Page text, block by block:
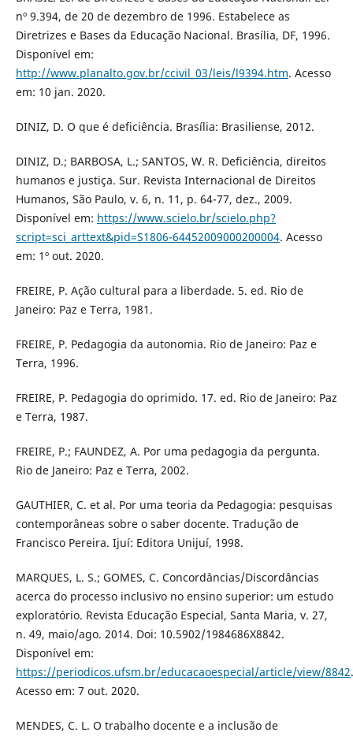
nº 9.394, de 20 de dezembro de 1996. Estabelece as
Diretrizes e Bases da Educação Nacional. Brasília, DF, 1996.
Disponível em:
http://www.planalto.gov.br/ccivil_03/leis/l9394.htm. Acesso
em: 10 jan. 2020.
DINIZ, D. O que é deficiência. Brasília: Brasiliense, 2012.
DINIZ, D.; BARBOSA, L.; SANTOS, W. R. Deficiência, direitos
humanos e justiça. Sur. Revista Internacional de Direitos
Humanos, São Paulo, v. 6, n. 11, p. 64-77, dez., 2009.
Disponível em: https://www.scielo.br/scielo.php?
script=sci_arttext&pid=S1806-64452009000200004. Acesso
em: 1º out. 2020.
FREIRE, P. Ação cultural para a liberdade. 5. ed. Rio de
Janeiro: Paz e Terra, 1981.
FREIRE, P. Pedagogia da autonomia. Rio de Janeiro: Paz e
Terra, 1996.
FREIRE, P. Pedagogia do oprimido. 17. ed. Rio de Janeiro: Paz
e Terra, 1987.
FREIRE, P.; FAUNDEZ, A. Por uma pedagogia da pergunta.
Rio de Janeiro: Paz e Terra, 2002.
GAUTHIER, C. et al. Por uma teoria da Pedagogia: pesquisas
contemporâneas sobre o saber docente. Tradução de
Francisco Pereira. Ijuí: Editora Unijuí, 1998.
MARQUES, L. S.; GOMES, C. Concordâncias/Discordâncias
acerca do processo inclusivo no ensino superior: um estudo
exploratório. Revista Educação Especial, Santa Maria, v. 27,
n. 49, maio/ago. 2014. Doi: 10.5902/1984686X8842.
Disponível em:
https://periodicos.ufsm.br/educacaoespecial/article/view/8842.
Acesso em: 7 out. 2020.
MENDES, C. L. O trabalho docente e a inclusão de